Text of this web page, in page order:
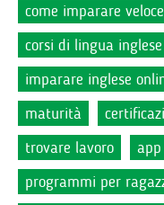
come imparare
corsi di lingua inglese
imparare inglese
maturità
trovare lavoro
programmi per